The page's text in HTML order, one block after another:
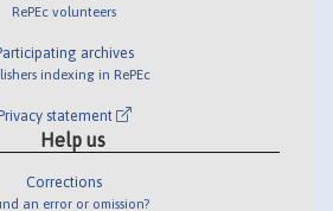
RePEc volunteers
archives
indexing in RePEc
statement
Help us
Corrections
an error or omission?